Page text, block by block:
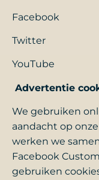
Facebook
Twitter
YouTube
Advertentie
We gebruiken
aandacht op
werken we
Facebook
gebruiken